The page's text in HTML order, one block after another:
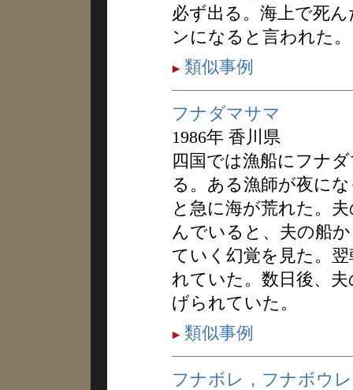
必ず出る。海上で死
ンになると言われた。
類似事例
フナダマサマ
1986年 香川県
四国では漁船にフナ
る。ある漁師が夜に
と急に海が荒れた。
んでいると、夫の船
ていく幻覚を見た。
れていた。数日後、
げられていた。
類似事例
フナボレ，フナボウ